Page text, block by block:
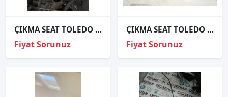
ÇIKMA SEAT TOLEDO WESTİNGHOUSE
Fiyat Sorunuz
ÇIKMA SEAT TOLEDO SOL ÖN KAPI DÖŞEMESİ D-446
Fiyat Sorunuz